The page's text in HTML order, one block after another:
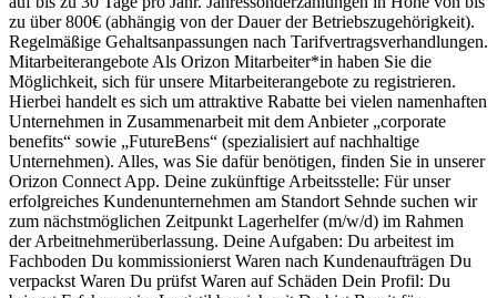
zu über 800€ (abhängig von der Dauer der Betriebszugehörigkeit).
Regelmäßige Gehaltsanpassungen nach Tarifvertragsverhandlungen.
Mitarbeiterangebote Als Orizon Mitarbeiter*in haben Sie die
Möglichkeit, sich für unsere Mitarbeiterangebote zu registrieren.
Hierbei handelt es sich um attraktive Rabatte bei vielen namenhaften
Unternehmen in Zusammenarbeit mit dem Anbieter „corporate
benefits“ sowie „FutureBens“ (spezialisiert auf nachhaltige
Unternehmen). Alles, was Sie dafür benötigen, finden Sie in unserer
Orizon Connect App. Deine zukünftige Arbeitsstelle: Für unser
erfolgreiches Kundenunternehmen am Standort Sehnde suchen wir
zum nächstmöglichen Zeitpunkt Lagerhelfer (m/w/d) im Rahmen
der Arbeitnehmerüberlassung. Deine Aufgaben: Du arbeitest im
Fachboden Du kommissionierst Waren nach Kundenaufträgen Du
verpackst Waren Du prüfst Waren auf Schäden Dein Profil: Du